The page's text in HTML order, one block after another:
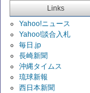
Links
Yahoo!ニュース
Yahoo!談合入札
毎日.jp
長崎新聞
沖縄タイムス
琉球新報
西日本新聞